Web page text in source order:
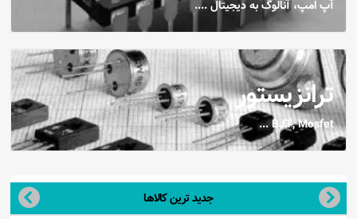
آپ امپ، آنالوگ به دیجیتال ....
ترانزیستور
BJT, Mosfet ...
جدید ترین کالاها